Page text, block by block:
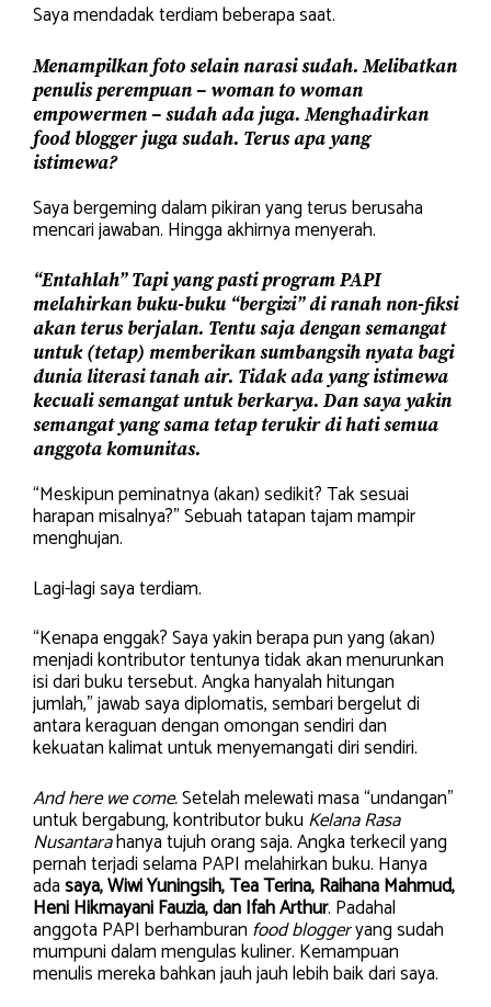
Saya mendadak terdiam beberapa saat.
Menampilkan foto selain narasi sudah. Melibatkan
penulis perempuan – woman to woman
empowermen – sudah ada juga. Menghadirkan
food blogger juga sudah. Terus apa yang
istimewa?
Saya bergeming dalam pikiran yang terus berusaha
mencari jawaban. Hingga akhirnya menyerah.
“Entahlah” Tapi yang pasti program PAPI
melahirkan buku-buku “bergizi” di ranah non-fiksi
akan terus berjalan. Tentu saja dengan semangat
untuk (tetap) memberikan sumbangsih nyata bagi
dunia literasi tanah air. Tidak ada yang istimewa
kecuali semangat untuk berkarya. Dan saya yakin
semangat yang sama tetap terukir di hati semua
anggota komunitas.
“Meskipun peminatnya (akan) sedikit? Tak sesuai
harapan misalnya?” Sebuah tatapan tajam mampir
menghujan.
Lagi-lagi saya terdiam.
“Kenapa enggak? Saya yakin berapa pun yang (akan)
menjadi kontributor tentunya tidak akan menurunkan
isi dari buku tersebut. Angka hanyalah hitungan
jumlah,” jawab saya diplomatis, sembari bergelut di
antara keraguan dengan omongan sendiri dan
kekuatan kalimat untuk menyemangati diri sendiri.
And here we come.Setelah melewati masa “undangan”
untuk bergabung, kontributor buku Kelana Rasa
Nusantarahanya tujuh orang saja. Angka terkecil yang
pernah terjadi selama PAPI melahirkan buku. Hanya
adasaya, Wiwi Yuningsih, Tea Terina, Raihana Mahmud,
Heni Hikmayani Fauzia, dan Ifah Arthur. Padahal
anggota PAPI berhamburan food bloggeryang sudah
mumpuni dalam mengulas kuliner. Kemampuan
menulis mereka bahkan jauh jauh lebih baik dari saya.